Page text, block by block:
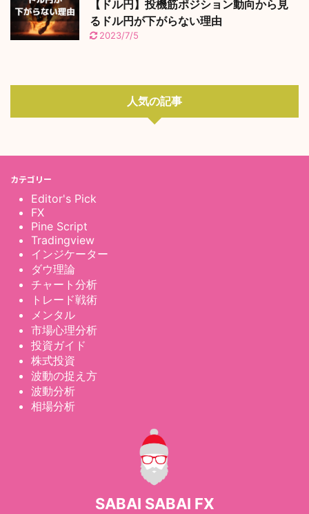
【ドル円】投機筋ポジション動向から見
るドル円が下がらない理由
2023/7/5
人気の記事
カテゴリー
Editor's Pick
FX
Pine Script
Tradingview
インジケーター
ダウ理論
チャート分析
トレード戦術
メンタル
市場心理分析
投資ガイド
株式投資
波動の捉え方
波動分析
相場分析
SABAI SABAI FX